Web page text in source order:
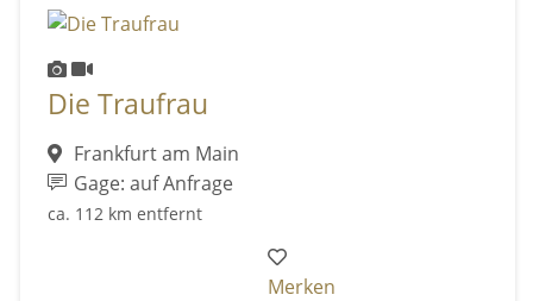
Die Traufrau
Frankfurt am Main
Gage: auf Anfrage
ca. 112 km entfernt
Merken